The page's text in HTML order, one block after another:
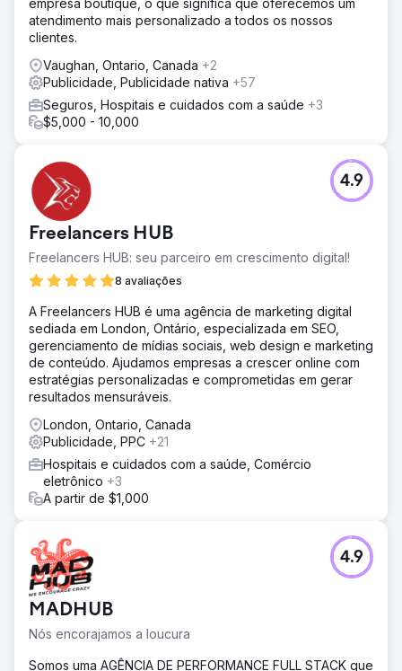
atendimento mais personalizado a todos os nossos
clientes.
Vaughan, Ontario, Canada +2
Publicidade, Publicidade nativa +57
Seguros, Hospitais e cuidados com a saúde +3
$5,000 - 10,000
Freelancers HUB
Freelancers HUB: seu parceiro em crescimento digital!
8 avaliações
4.9
A Freelancers HUB é uma agência de marketing digital
sediada em London, Ontário, especializada em SEO,
gerenciamento de mídias sociais, web design e marketing
de conteúdo. Ajudamos empresas a crescer online com
estratégias personalizadas e comprometidas em gerar
resultados mensuráveis.
London, Ontario, Canada
Publicidade, PPC +21
Hospitais e cuidados com a saúde, Comércio
eletrônico +3
A partir de $1,000
MADHUB
Nós encorajamos a loucura
4.9
Somos uma AGÊNCIA DE PERFORMANCE FULL STACK que